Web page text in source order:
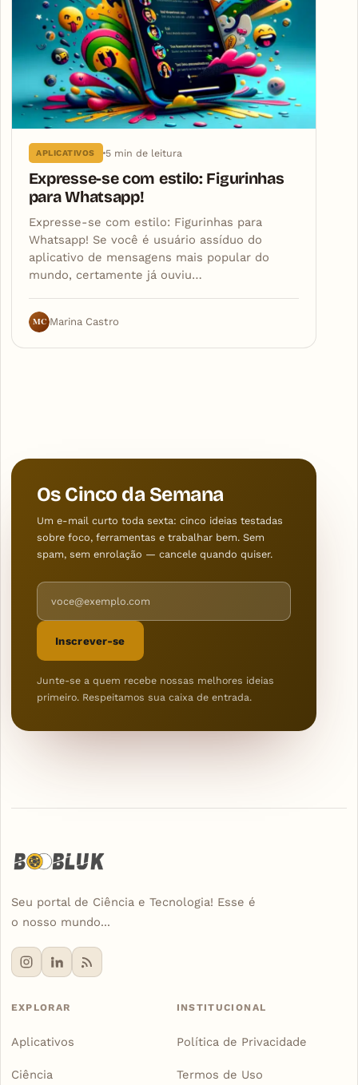
APLICATIVOS 5 min de leitura
Expresse-se com estilo: Figurinhas
para Whatsapp!
Expresse-se com estilo: Figurinhas para
Whatsapp! Se você é usuário assíduo do
aplicativo de mensagens mais popular do
mundo, certamente já ouviu…
MC Marina Castro
Os Cinco da Semana
Um e-mail curto toda sexta: cinco ideias testadas
sobre foco, ferramentas e trabalhar bem. Sem
spam, sem enrolação — cancele quando quiser.
Endereço de e-mail
Inscrever-se
Junte-se a quem recebe nossas melhores ideias
primeiro. Respeitamos sua caixa de entrada.
Seu portal de Ciência e Tecnologia! Esse é
o nosso mundo...
EXPLORAR
Aplicativos
Ciência
INSTITUCIONAL
Política de Privacidade
Termos de Uso